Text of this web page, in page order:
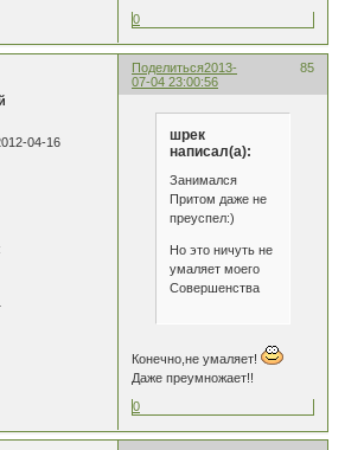
0
Поделиться 85
2013-
07-04 23:00:56
04-16
шрек
написал(а):
Занимался
Притом даже не
преуспел:)
Но это ничуть не
умаляет моего
Совершенства
Конечно,не умаляет!
Даже преумножает!!
0